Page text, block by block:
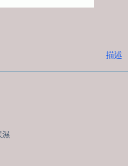
描述
濕